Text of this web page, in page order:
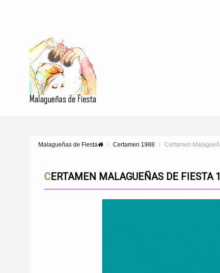
Malagueñas de Fiesta Certamen 1988 Certamen
CERTAMEN MALAGUEÑAS DE FIESTA